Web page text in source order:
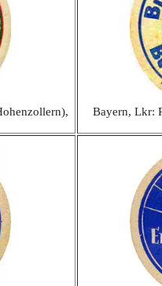
Bayern, Lkr: